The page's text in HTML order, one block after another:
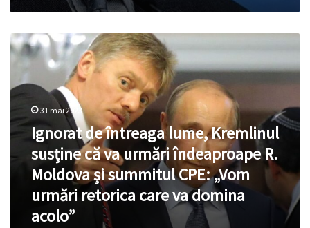
hotar
Ucraina
va
transmite
un
mesaj
puternic
Rusiei”
Ignorat
de
întreaga
lume,
Kremlinul
susține
că
urmări
îndeaproape
Moldova
31 mai 2023
Ignorat de întreaga lume, Kremlinul
susține că va urmări îndeaproape R.
Moldova și summitul CPE: „Vom
urmări retorica care va domina
acolo”